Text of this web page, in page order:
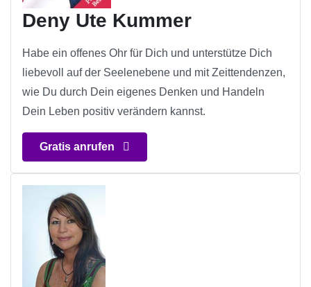
Deny Ute Kummer
Habe ein offenes Ohr für Dich und unterstütze Dich
liebevoll auf der Seelenebene und mit Zeittendenzen,
wie Du durch Dein eigenes Denken und Handeln
Dein Leben positiv verändern kannst.
Gratis anrufen